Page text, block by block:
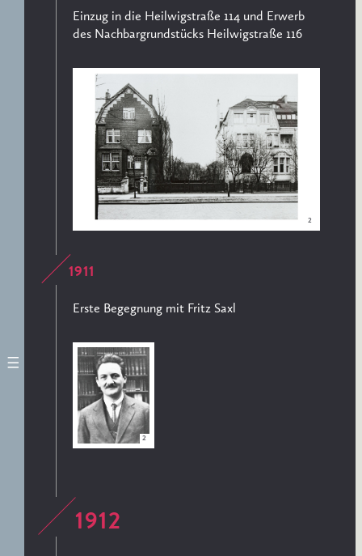
Einzug in die Heilwigstraße 114 und Erwerb
des Nachbargrundstücks Heilwigstraße 116
2
1911
Erste Begegnung mit Fritz Saxl
2
1912